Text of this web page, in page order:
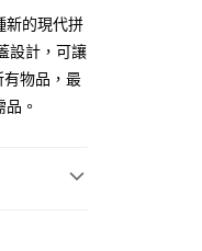
新的現代拼
設計，可讓
有物品，最
。